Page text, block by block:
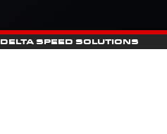
DELTA SPEED SOLUTIONS